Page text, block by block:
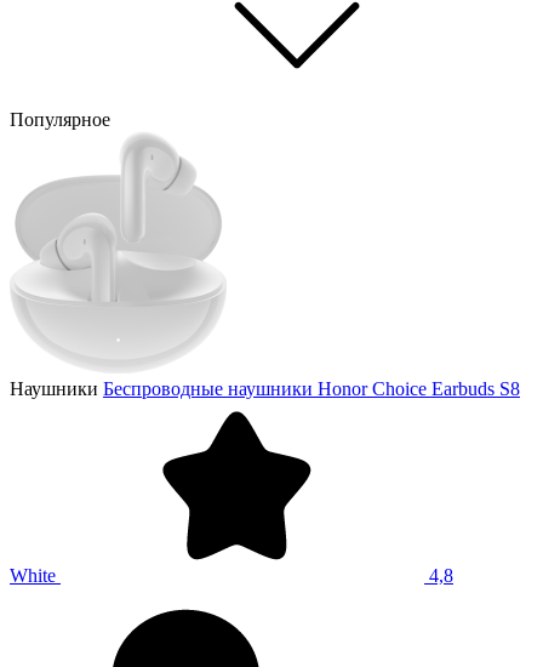
Популярное
Наушники Беспроводные наушники Honor Choice Earbuds S8
White 4,8